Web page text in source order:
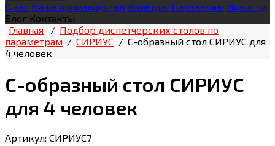
О нас Наше производство Клиенты Партнёрам Новости
Блог Контакты
Главная
/ Подбор диспетчерских столов по
параметрам / СИРИУС / С-образный стол СИРИУС для
4 человек
С-образный стол СИРИУС
для 4 человек
Артикул: СИРИУС7